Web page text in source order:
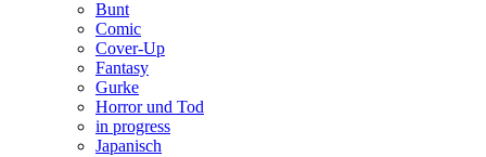
Bunt
Comic
Cover-Up
Fantasy
Gurke
Horror und Tod
in progress
Japanisch